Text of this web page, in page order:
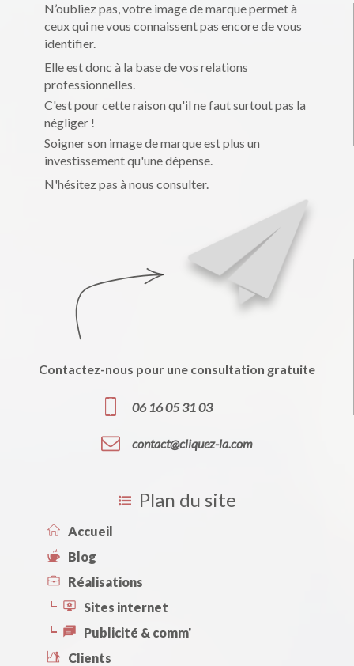
N’oubliez pas, votre image de marque permet à
ceux qui ne vous connaissent pas encore de vous
identifier.
Elle est donc à la base de vos relations
professionnelles.
C'est pour cette raison qu'il ne faut surtout pas la
négliger !
Soigner son image de marque est plus un
investissement qu'une dépense.
N'hésitez pas à nous consulter.
Contactez-nous pour une consultation gratuite
06 16 05 31 03
contact@cliquez-la.com
Plan du site
Accueil
Blog
Réalisations
Sites internet
Publicité & comm'
Clients